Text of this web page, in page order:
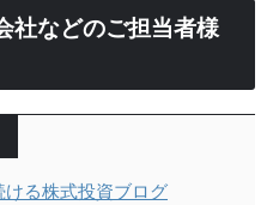
社などのご担当者様
る株式投資ブログ